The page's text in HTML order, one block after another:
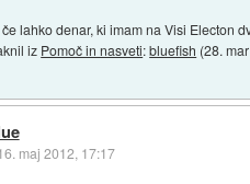
lahko denar, ki imam na Visi Electon
iz Pomoč in nasveti:bluefish (28.
maj 2012, 17:17